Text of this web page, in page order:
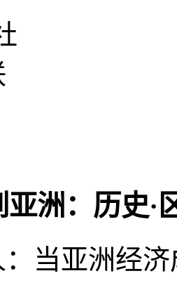
洲：历史·
当亚洲经